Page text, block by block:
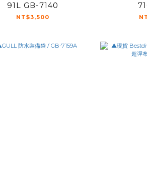
91L GB-7140
NT$3,500